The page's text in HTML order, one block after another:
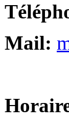
Mail: